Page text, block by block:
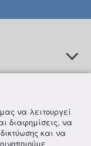
να λειτουργεί
διαφημίσεις, να
και να